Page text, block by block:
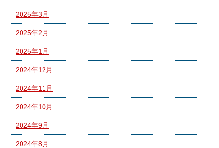
2025年3月
2025年2月
2025年1月
2024年12月
2024年11月
2024年10月
2024年9月
2024年8月